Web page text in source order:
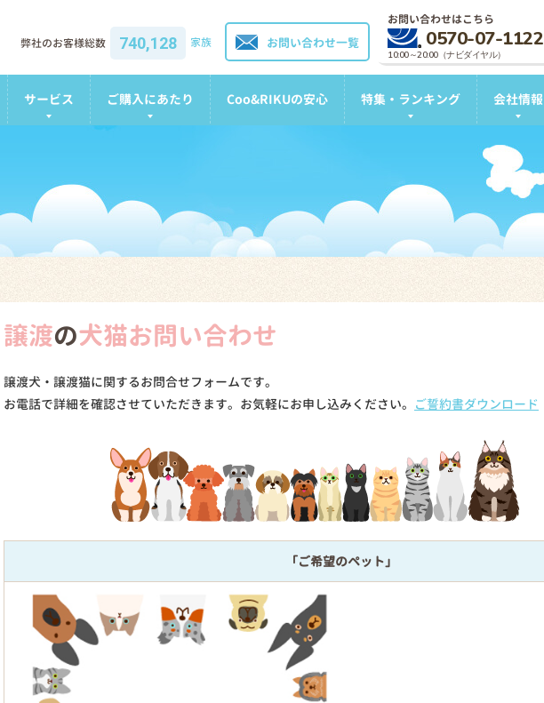
お問い合わせはこちら
0570-07-1122
10:00～20:00（ナビダイヤル）
お問い合わせ一覧
弊社のお客様総数 740,128 家族
サービス ご購入にあたり Coo&RIKUの安心 特集・ランキング 会社情報
譲渡の犬猫お問い合わせ
譲渡犬・譲渡猫に関するお問合せフォームです。
お電話で詳細を確認させていただきます。お気軽にお申し込みください。 ご誓約書ダウンロード
「ご希望のペット」